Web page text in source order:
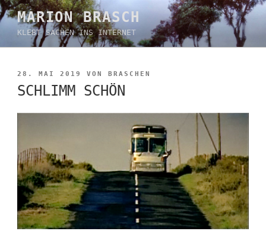
Zum
Inhalt
springen
MARION BRASCH
KLEBT SACHEN INS INTERNET
VERÖFFENTLICHT
AM
28. MAI 2019 VON BRASCHEN
SCHLIMM SCHÖN